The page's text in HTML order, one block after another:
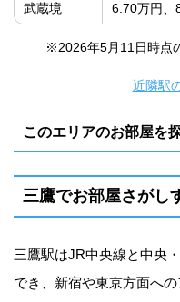
武蔵境 6.70万円、
※2026年5月11日時点
近隣駅
このエリアのお部屋を
三鷹でお部屋さがし
三鷹駅はJR中央線と中央
でき、新宿や東京方面へ